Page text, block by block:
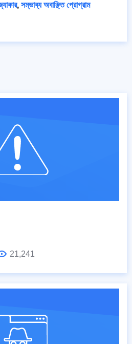
, সম্ভাব্য অবাঞ্ছিত প্রোগ্রাম
21,241